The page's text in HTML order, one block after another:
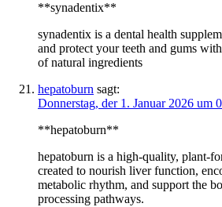
**synadentix**
synadentix is a dental health
and protect your teeth and gums
of natural ingredients
hepatoburn sagt:
Donnerstag, der 1. Januar 2026 um
**hepatoburn**
hepatoburn is a high-quality, plant-
created to nourish liver function,
metabolic rhythm, and support the
processing pathways.